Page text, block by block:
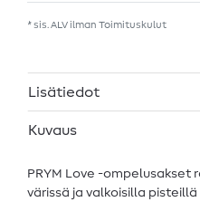
* sis. ALV ilman Toimituskulut
Lisätiedot
Kuvaus
PRYM Love -ompelusakset
värissä ja valkoisilla